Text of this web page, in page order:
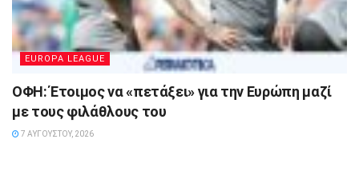
EUROPA LEAGUE
ΟΦΗ: Έτοιμος να «πετάξει» για την Ευρώπη μαζί
με τους φιλάθλους του
7 ΑΥΓΟΎΣΤΟΥ, 2026